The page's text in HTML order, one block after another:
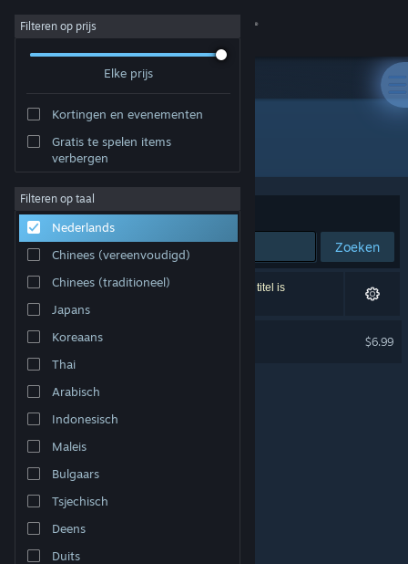
Inloggen
Community
Over
Ondersteuning
Taal wijzigen
Download de mobiele Steam-app
Desktopwebsite weergeven
Filteren op prijs
Elke prijs
Kortingen en evenementen
Gratis te spelen items
verbergen
Filteren op taal
Nederlands
Chinees (vereenvoudigd)
Chinees (traditioneel)
Japans
Koreaans
Thai
Arabisch
Indonesisch
Maleis
Bulgaars
Tsjechisch
Deens
Duits
Ontwikkelaar: SmoothBrainDev
Sorteren op Relevantie
Zoeken
1 resultaat komt overeen met je zoekopdracht. 1 titel is
uitgesloten op basis van je voorkeuren.
$6.99